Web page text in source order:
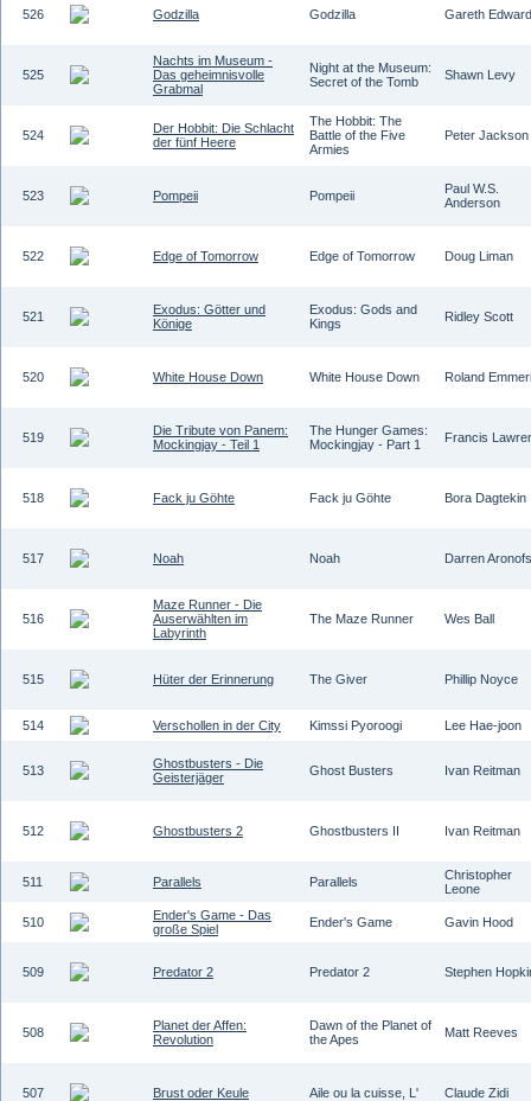
526 Godzilla Godzilla Gareth
525
Nachts im Museum -
Das geheimnisvolle
Grabmal
Night at the Museum:
Secret of the Tomb
Shawn Levy
524
Der Hobbit: Die Schlacht
der fünf Heere
The Hobbit: The
Battle of the Five
Armies
Peter Jackson
523 Pompeii Pompeii
Paul W.S.
Anderson
522 Edge of Tomorrow Edge of Tomorrow Doug Liman
521
Exodus: Götter und
Könige
Exodus: Gods and
Kings
Ridley Scott
520 White House Down White House Down Roland
519
Die Tribute von Panem:
Mockingjay - Teil 1
The Hunger Games:
Mockingjay - Part 1
Francis
518 Fack ju Göhte Fack ju Göhte Bora Dagtekin
517 Noah Noah Darren
516
Maze Runner - Die
Auserwählten im
Labyrinth
The Maze Runner Wes Ball
515 Hüter der Erinnerung The Giver Phillip Noyce
514 Verschollen in der City Kimssi Pyoroogi Lee Hae-joon
513
Ghostbusters - Die
Geisterjäger
Ghost Busters Ivan Reitman
512 Ghostbusters 2 Ghostbusters II Ivan Reitman
511 Parallels Parallels
Christopher
Leone
510
Ender's Game - Das
große Spiel
Ender's Game Gavin Hood
509 Predator 2 Predator 2 Stephen
508
Planet der Affen:
Revolution
Dawn of the Planet of
the Apes
Matt Reeves
507 Brust oder Keule Aile ou la cuisse, L' Claude Zidi